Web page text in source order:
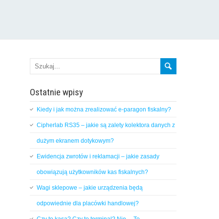
Ostatnie wpisy
Kiedy i jak można zrealizować e-paragon fiskalny?
Cipherlab RS35 – jakie są zalety kolektora danych z
dużym ekranem dotykowym?
Ewidencja zwrotów i reklamacji – jakie zasady
obowiązują użytkowników kas fiskalnych?
Wagi sklepowe – jakie urządzenia będą
odpowiednie dla placówki handlowej?